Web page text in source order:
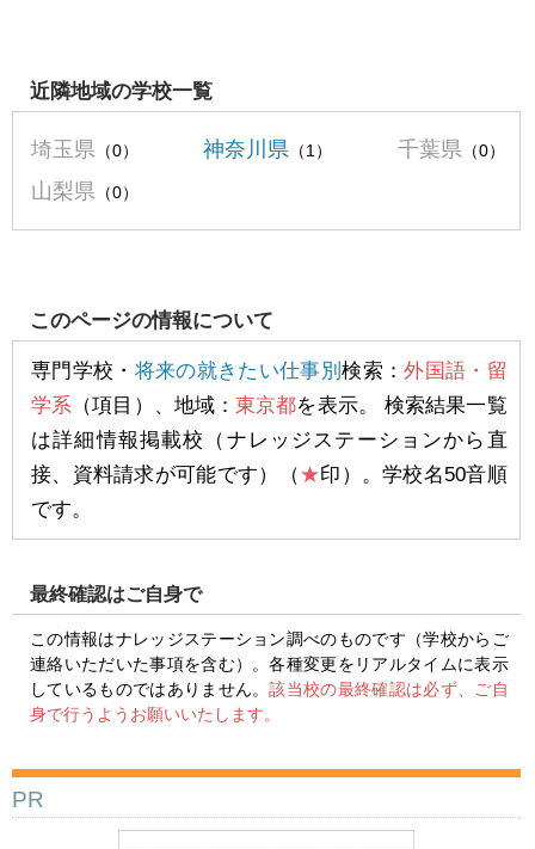
近隣地域の学校一覧
埼玉県 （0） 神奈川県 （1） 千葉県 （0）
山梨県 （0）
このページの情報について
専門学校・ 将来の就きたい仕事別検索：外国語・留
学系 （項目）、地域：東京都を表示。 検索結果一覧
は詳細情報掲載校（ナレッジステーションから直
接、資料請求が可能です）（★印）。学校名50音順
です。
最終確認はご自身で
この情報はナレッジステーション調べのものです（学校からご
連絡いただいた事項を含む）。各種変更をリアルタイムに表示
しているものではありません。該当校の最終確認は必ず、ご自
身で行うようお願いいたします。
PR